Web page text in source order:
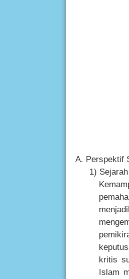
A. Perspektif
1)
kritis
Islam